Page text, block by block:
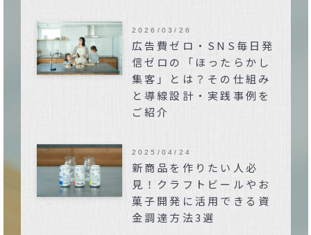
広告費ゼロ・SNS毎日発
信ゼロの「ほったらかし
集客」とは？その仕組み
と導線設計・実践事例を
ご紹介
2026/03/26
新商品を作りたい人必
見！クラフトビールやお
菓子開発に活用できる資
金調達方法3選
2025/04/24